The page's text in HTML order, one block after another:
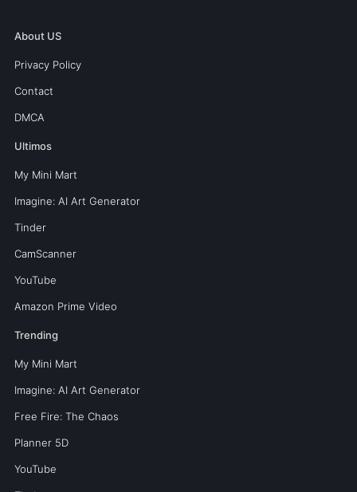
About US
Privacy Policy
Contact
DMCA
Ultimos
My Mini Mart
Imagine: AI Art Generator
Tinder
CamScanner
YouTube
Amazon Prime Video
Trending
My Mini Mart
Imagine: AI Art Generator
Free Fire: The Chaos
Planner 5D
YouTube